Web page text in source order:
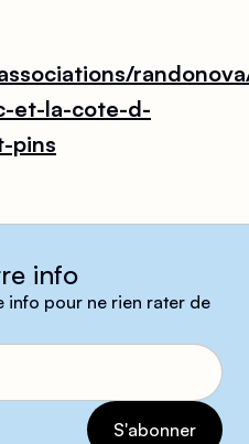
et-la-cote-d-
pins
info
info pour ne rien rater de